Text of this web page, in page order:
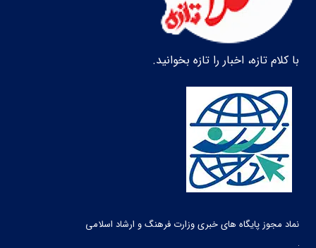
با کلام تازه، اخبار را تازه بخوانید.
نماد مجوز پایگاه های خبری وزارت فرهنگ و ارشاد اسلامی